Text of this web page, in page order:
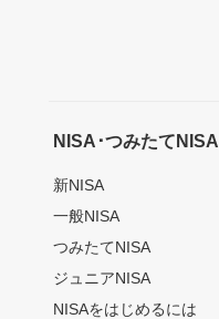
NISA･つみたてNISA
新NISA
一般NISA
つみたてNISA
ジュニアNISA
NISAをはじめるには